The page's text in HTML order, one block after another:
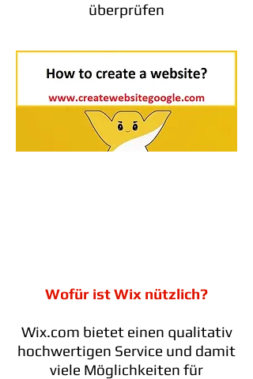
überprüfen
Wofür ist Wix nützlich?
Wix.com bietet einen qualitativ
hochwertigen Service und damit
viele Möglichkeiten für